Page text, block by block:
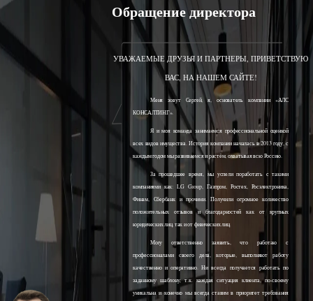
Обращение директора
УВАЖАЕМЫЕ ДРУЗЬЯ И ПАРТНЕРЫ, ПРИВЕТСТВУЮ
ВАС, НА НАШЕМ САЙТЕ!
Меня зовут Сергей, я, основатель компании «АЛС
КОНСАЛТИНГ».
Я и моя команда занимаемся профессиональной оценкой
всех видов имущества. История компании началась в 2013 году, с
каждым годом мы развиваемся и растём, охватывая всю Россию.
За прошедшее время, мы успели поработать с такими
компаниями как: LG Group, Газпром, Ростех, Росэлектроника,
Финам, Сбербанк и прочими. Получили огромное количество
положительных отзывов и благодарностей как от крупных
юридических лиц, так и от физических лиц.
Могу ответственно заявить, что работаю с
профессионалами своего дела, которые, выполняют работу
качественно и оперативно. Ни всегда получается работать по
заданному шаблону, т.к. каждая ситуация клиента, по-своему
уникальна и конечно мы всегда ставим в приоритет требования